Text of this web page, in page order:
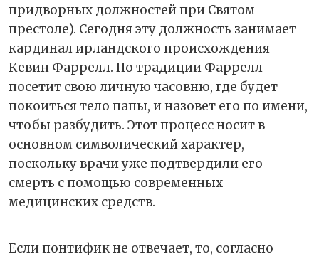
придворных должностей при Святом
престоле). Сегодня эту должность занимает
кардинал ирландского происхождения
Кевин Фаррелл. По традиции Фаррелл
посетит свою личную часовню, где будет
покоиться тело папы, и назовет его по имени,
чтобы разбудить. Этот процесс носит в
основном символический характер,
поскольку врачи уже подтвердили его
смерть с помощью современных
медицинских средств.
Если понтифик не отвечает, то, согласно